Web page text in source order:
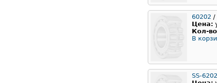
60202 /
Цена:
Кол-
В
SS-